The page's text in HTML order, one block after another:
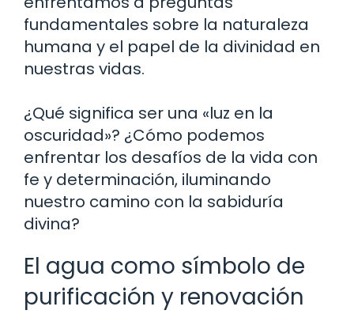
fundamentales sobre la naturaleza
humana y el papel de la divinidad en
nuestras vidas.
¿Qué significa ser una «luz en la
oscuridad»? ¿Cómo podemos
enfrentar los desafíos de la vida con
fe y determinación, iluminando
nuestro camino con la sabiduría
divina?
El agua como símbolo de
purificación y renovación